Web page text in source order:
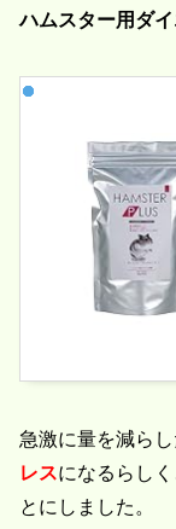
ハムスター用ダ
急激に量を減ら
レスになるらし
とにしました。